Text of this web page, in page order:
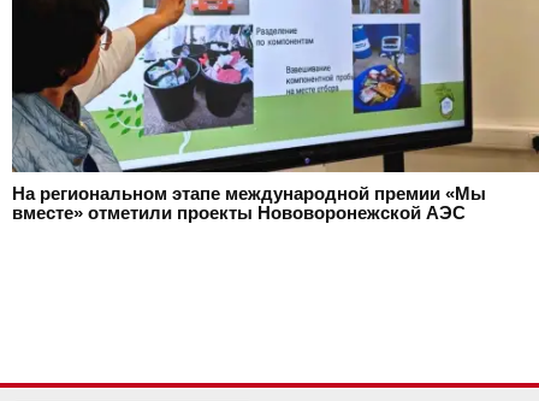
На региональном этапе международной премии «Мы
вместе» отметили проекты Нововоронежской АЭС